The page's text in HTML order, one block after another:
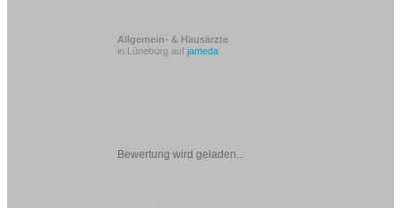
Allgemein- & Hausärzte
in Lüneburg auf jameda
Bewertung wird geladen...